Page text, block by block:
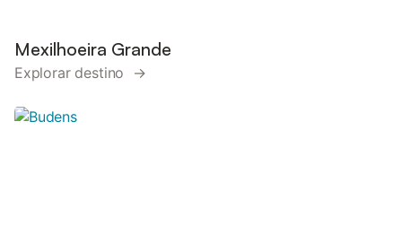
Mexilhoeira Grande
Explorar destino →